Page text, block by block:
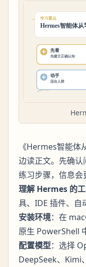
《Hermes智能体
边读正文。先确
练习步骤，信息会
理解 Hermes 的
具、IDE 插件、自
安装环境：在
原生 PowerShell
配置模型：选择
DeepSeek、Kimi